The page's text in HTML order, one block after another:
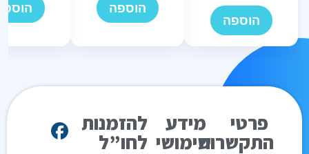
הוספה
הוספה
פרטי
התקשרות
מידע
שימושי
להזמנות
לחו”ל